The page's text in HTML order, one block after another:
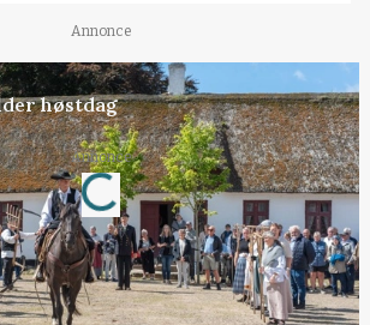
Annonce
høstdag
Annonce
Loading...
Jobs